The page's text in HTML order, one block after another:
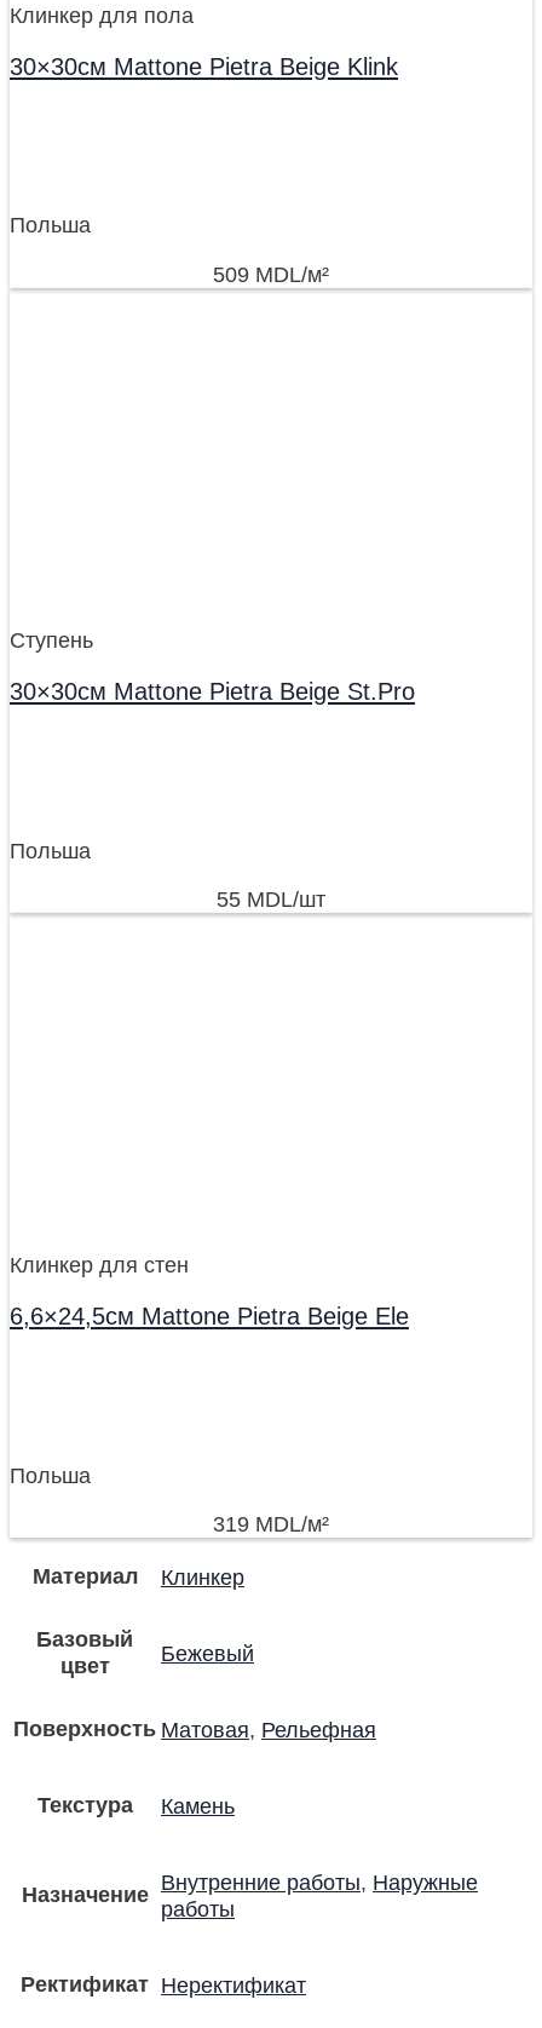
Клинкер для пола
30×30см Mattone Pietra Beige Klink
Польша
509 MDL/м²
Ступень
30×30см Mattone Pietra Beige St.Pro
Польша
55 MDL/шт
Клинкер для стен
6,6×24,5см Mattone Pietra Beige Ele
Польша
319 MDL/м²
Материал Клинкер
Базовый
цвет
Бежевый
Поверхность Матовая, Рельефная
Текстура Камень
Назначение
Внутренние работы, Наружные
работы
Ректификат Неректификат